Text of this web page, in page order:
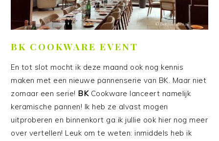
BK COOKWARE EVENT
En tot slot mocht ik deze maand ook nog kennis
maken met een nieuwe pannenserie van BK. Maar niet
zomaar een serie! BKCookware lanceert namelijk
keramische pannen! Ik heb ze alvast mogen
uitproberen en binnenkort ga ik jullie ook hier nog meer
over vertellen! Leuk om te weten: inmiddels heb ik